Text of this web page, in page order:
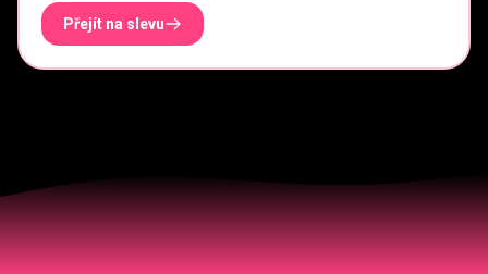
Přejít na slevu